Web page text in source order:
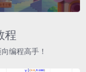
程
编程高手！